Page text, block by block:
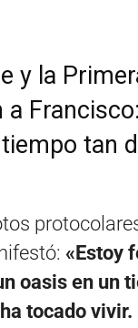
y la
tan
«Estoy
oasis en un
tocado vivir.